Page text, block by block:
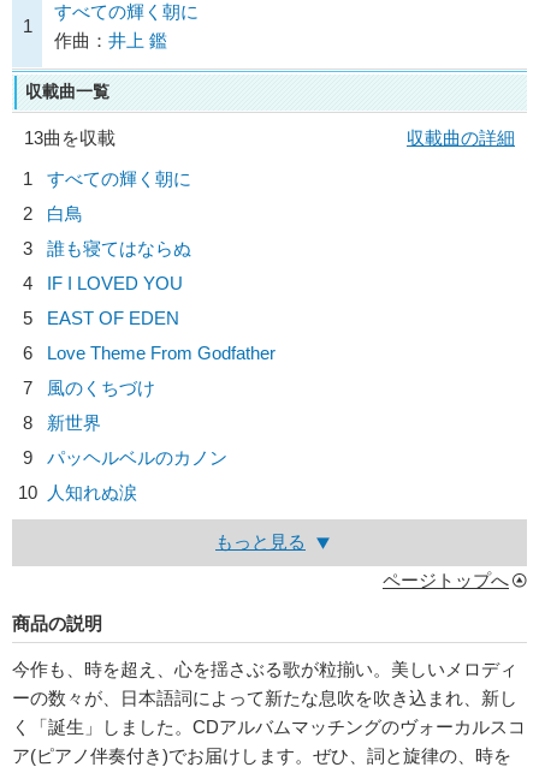
1
すべての輝く朝に
作曲： 井上 鑑
収載曲一覧
13曲を収載
収載曲の詳細
1
すべての輝く朝に
2
白鳥
3
誰も寝てはならぬ
4
IF I LOVED YOU
5
EAST OF EDEN
6
Love Theme From Godfather
7
風のくちづけ
8
新世界
9
パッヘルベルのカノン
10
人知れぬ涙
もっと見る
ページトップへ
商品の説明
今作も、時を超え、心を揺さぶる歌が粒揃い。美しいメロディ
ーの数々が、日本語詞によって新たな息吹を吹き込まれ、新し
く「誕生」しました。CDアルバムマッチングのヴォーカルスコ
ア(ピアノ伴奏付き)でお届けします。ぜひ、詞と旋律の、時を